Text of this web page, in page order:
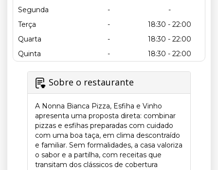
Segunda
-
-
Terça
-
18:30 - 22:00
Quarta
-
18:30 - 22:00
Quinta
- 18:30 - 22:00
Sobre o restaurante
A Nonna Bianca Pizza, Esfiha e Vinho
apresenta uma proposta direta: combinar
pizzas e esfihas preparadas com cuidado
com uma boa taça, em clima descontraído
e familiar. Sem formalidades, a casa valoriza
o sabor e a partilha, com receitas que
transitam dos clássicos de cobertura